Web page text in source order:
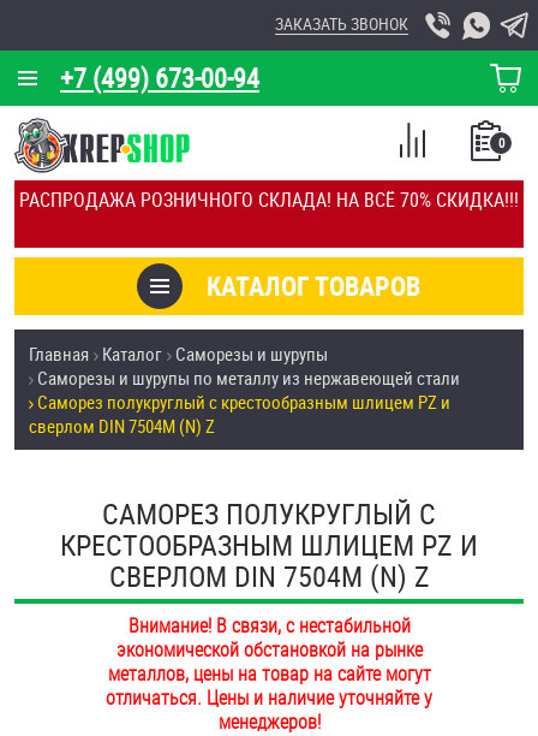
РАСПРОДАЖА РОЗНИЧНОГО СКЛАДА! НА ВСЁ 70% СКИДКА!!!
+7 (499) 673-00-94
ЗАКАЗАТЬ ЗВОНОК
КОРЗИНА
О КОМПАНИИ
КАЛЬКУЛЯТОР
ОТЗЫВЫ
УСЛУГИ
СКИДКИ
ПОКУПАТЕЛЯМ
ОПЛАТА И ДОСТАВКА
НАШИ МАГАЗИНЫ
КАТАЛОГ ТОВАРОВ
0
СПИСОК
СРАВНЕНИЕ
Товары со скидкой
Анкеры
Антивандальный крепёж, инструмент
Болты и винты
Втулки
Дюбели
Главная Каталог Саморезы и шурупы
Саморезы и шурупы по металлу из нержавеющей стали
Саморез полукруглый с крестообразным шлицем PZ и
сверлом DIN 7504M (N) Z
САМОРЕЗ ПОЛУКРУГЛЫЙ С
КРЕСТООБРАЗНЫМ ШЛИЦЕМ PZ И
СВЕРЛОМ DIN 7504M (N) Z
Внимание! В связи, с нестабильной
экономической обстановкой на рынке
металлов, цены на товар на сайте могут
отличаться. Цены и наличие уточняйте у
менеджеров!